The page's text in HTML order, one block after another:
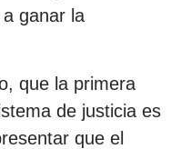
a ganar la
que la primera
de justicia es
que el